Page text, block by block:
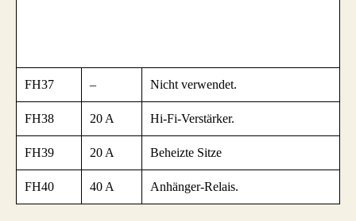
FH37 – Nicht verwendet.
FH38 20 A Hi-Fi-Verstärker.
FH39 20 A Beheizte Sitze
FH40 40 A Anhänger-Relais.